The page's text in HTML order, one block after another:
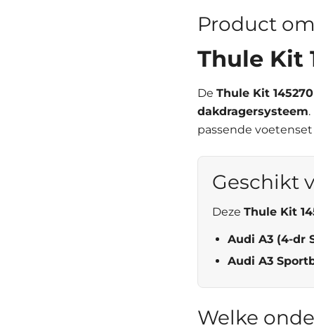
Product
Thule Kit
De Thule Kit 145270
dakdragersysteem
passende
Geschikt
Deze Thule Kit
Audi A3 (4-dr
Audi A3
Welke